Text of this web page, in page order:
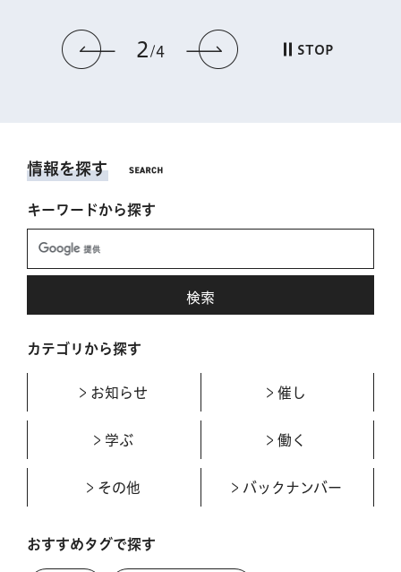
前のスライドを表示
2 4 次のスライドを表
STOP
情報を探す
キーワードから探す
カテゴリから探す
お知らせ 催し
学ぶ 働く
その他 バックナンバー
おすすめタグで探す